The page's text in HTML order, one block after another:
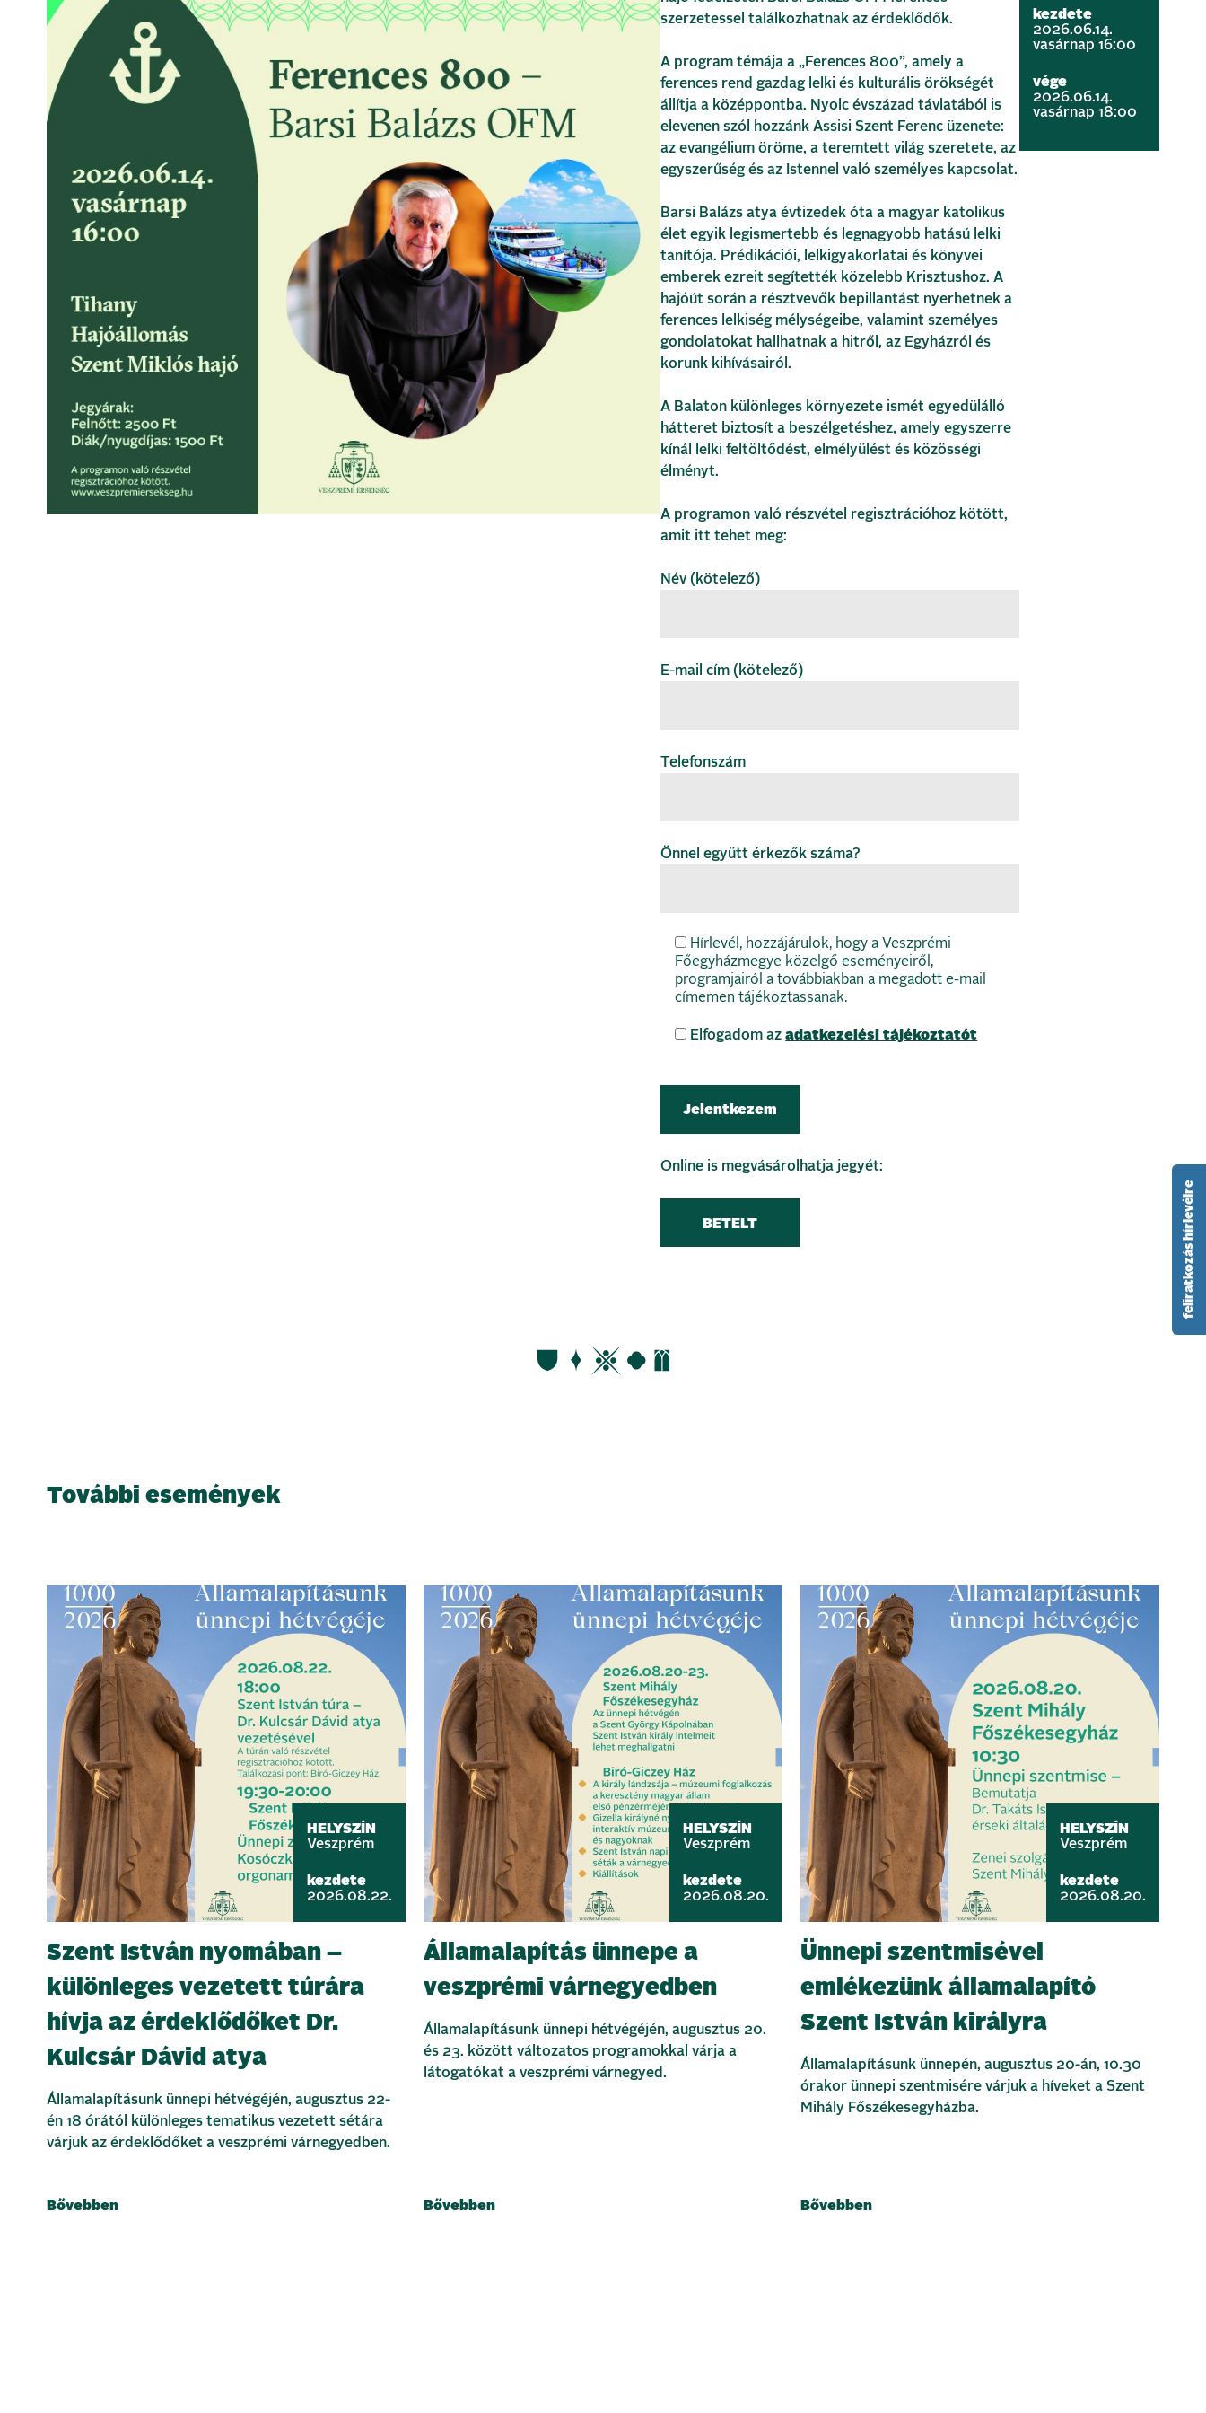
szerzetessel találkozhatnak az érdeklődők.
A program témája a „Ferences 800”, amely a
ferences rend gazdag lelki és kulturális örökségét
állítja a középpontba. Nyolc évszázad távlatából is
elevenen szól hozzánk Assisi Szent Ferenc üzenete:
az evangélium öröme, a teremtett világ szeretete, az
egyszerűség és az Istennel való személyes kapcsolat.
Barsi Balázs atya évtizedek óta a magyar katolikus
élet egyik legismertebb és legnagyobb hatású lelki
tanítója. Prédikációi, lelkigyakorlatai és könyvei
emberek ezreit segítették közelebb Krisztushoz. A
hajóút során a résztvevők bepillantást nyerhetnek a
ferences lelkiség mélységeibe, valamint személyes
gondolatokat hallhatnak a hitről, az Egyházról és
korunk kihívásairól.
A Balaton különleges környezete ismét egyedülálló
hátteret biztosít a beszélgetéshez, amely egyszerre
kínál lelki feltöltődést, elmélyülést és közösségi
élményt.
A programon való részvétel regisztrációhoz kötött,
amit itt tehet meg:
Név (kötelező)
E-mail cím (kötelező)
Telefonszám
Önnel együtt érkezők száma?
Hírlevél, hozzájárulok, hogy a Veszprémi
Főegyházmegye közelgő eseményeiről,
programjairól a továbbiakban a megadott e-mail
címemen tájékoztassanak.
Elfogadom azadatkezelési tájékoztatót
Online is megvásárolhatja jegyét:
BETELT
kezdete
2026.06.14.
vasárnap 16:00
vége
2026.06.14.
vasárnap 18:00
További események
HELYSZÍN
Veszprém
kezdete
2026.08.22.
Szent István nyomában –
különleges vezetett túrára
hívja az érdeklődőket Dr.
Kulcsár Dávid atya
Államalapításunk ünnepi hétvégéjén, augusztus 22-
én 18 órától különleges tematikus vezetett sétára
várjuk az érdeklődőket a veszprémi várnegyedben.
Bővebben
HELYSZÍN
Veszprém
kezdete
2026.08.20.
Államalapítás ünnepe a
veszprémi várnegyedben
Államalapításunk ünnepi hétvégéjén, augusztus 20.
és 23. között változatos programokkal várja a
látogatókat a veszprémi várnegyed.
Bővebben
HELYSZÍN
Veszprém
kezdete
2026.08.20.
Ünnepi szentmisével
emlékezünk államalapító
Szent István királyra
Államalapításunk ünnepén, augusztus 20-án, 10.30
órakor ünnepi szentmisére várjuk a híveket a Szent
Mihály Főszékesegyházba.
Bővebben
feliratkozás hírlevélre